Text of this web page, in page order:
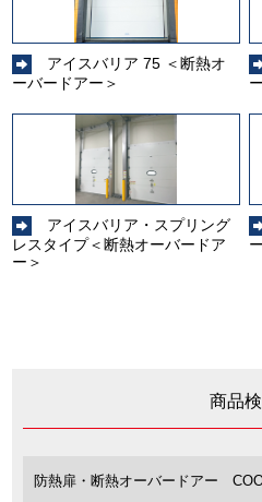
アイスバリア 75 ＜断熱オ
ーバードアー＞
アイスバリア・スプリング
レスタイプ＜断熱オーバードア
ー＞
商品